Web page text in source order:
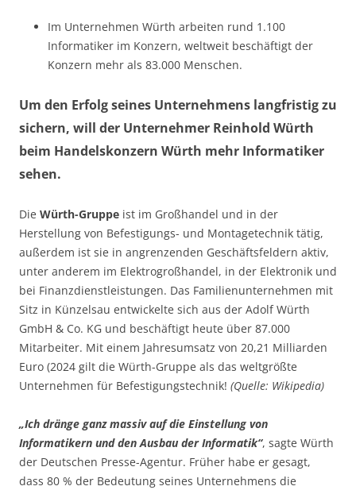
Im Unternehmen Würth arbeiten rund 1.100
Informatiker im Konzern, weltweit beschäftigt der
Konzern mehr als 83.000 Menschen.
Um den Erfolg seines Unternehmens langfristig zu
sichern, will der Unternehmer Reinhold Würth
beim Handelskonzern Würth mehr Informatiker
sehen.
Die Würth-Gruppe ist im Großhandel und in der
Herstellung von Befestigungs- und Montagetechnik tätig,
außerdem ist sie in angrenzenden Geschäftsfeldern aktiv,
unter anderem im Elektrogroßhandel, in der Elektronik und
bei Finanzdienstleistungen. Das Familienunternehmen mit
Sitz in Künzelsau entwickelte sich aus der Adolf Würth
GmbH & Co. KG und beschäftigt heute über 87.000
Mitarbeiter. Mit einem Jahresumsatz von 20,21 Milliarden
Euro (2024 gilt die Würth-Gruppe als das weltgrößte
Unternehmen für Befestigungstechnik! (Quelle: Wikipedia)
„Ich dränge ganz massiv auf die Einstellung von
Informatikern und den Ausbau der Informatik“, sagte Würth
der Deutschen Presse-Agentur. Früher habe er gesagt,
dass 80 % der Bedeutung seines Unternehmens die